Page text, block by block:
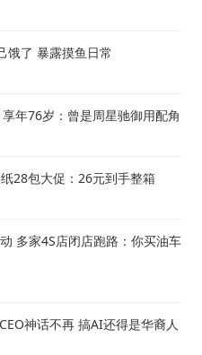
饿了 暴露摸鱼日常
年76岁：曾是周星驰御用配角
28包大促：26元到手整箱
多家4S店闭店跑路：你买油车
神话不再 搞AI还得是华裔人